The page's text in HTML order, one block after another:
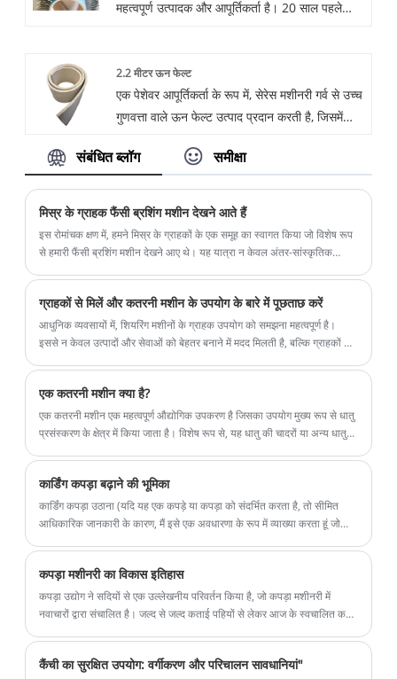
को शीर्ष पायदान के उत्पाद पेश करके उत्कृष्टता के लिए
महत्वपूर्ण उत्पादक और आपूर्तिकर्ता है। 20 साल पहले
डिजाइन के लिए एक प्रतिभाशाली टीम बनाई है। जन-
प्रथम दर्शन के अनुरूप, हमारी कंपनी महानता हासिल करने
के प्रयास में ग्राहकों को शीर्ष पायदान के उत्पाद पेश करती
2.2 मीटर ऊन फेल्ट
एक पेशेवर आपूर्तिकर्ता के रूप में, सेरेस मशीनरी गर्व से उच्च
गुणवत्ता वाले ऊन फेल्ट उत्पाद प्रदान करती है, जिसमें
मीटर वूल फेल्ट की गुणवत्ता उत्कृष्ट है और इसके विभिन्न
घर्षण और प्रतिरोध से कोई फर्क नहीं पड़ता, हमारे उत्पाद
आपकी आवश्यकताओं को पूरा कर सकते हैं। हम यह
सुनिश्चित करने के लिए विवरण और शिल्प कौशल पर ध्यान
देते हैं कि प्रत्येक ऊन उच्चतम मानक तक पहुंचे।
संबंधित ब्लॉग समीक्षा
मिस्र के ग्राहक फैंसी ब्रशिंग मशीन देखने आते हैं
​इस रोमांचक क्षण में, हमने मिस्र के ग्राहकों के एक समूह का स्वागत किया जो विशेष रूप
से हमारी फैंसी ब्रशिंग मशीन देखने आए थे। यह यात्रा न केवल अंतर-सांस्कृतिक
ग्राहकों से मिलें और कतरनी मशीन के उपयोग के बारे में पूछताछ करें
आधुनिक व्यवसायों में, शियरिंग मशीनों के ग्राहक उपयोग को समझना महत्वपूर्ण है।
इससे न केवल उत्पादों और सेवाओं को बेहतर बनाने में मदद मिलती है, बल्कि ग्राहकों के
एक कतरनी मशीन क्या है?
एक कतरनी मशीन एक महत्वपूर्ण औद्योगिक उपकरण है जिसका उपयोग मुख्य रूप से धातु
प्रसंस्करण के क्षेत्र में किया जाता है। विशेष रूप से, यह धातु की चादरों या अन्य धातु
और दक्षता सुनिश्चित करने के लिए धातु की सतह पर लंबवत काम करता है।
कार्डिंग कपड़ा बढ़ाने की भूमिका
कार्डिंग कपड़ा उठाना (यदि यह एक कपड़े या कपड़ा को संदर्भित करता है, तो सीमित
आधिकारिक जानकारी के कारण, मैं इसे एक अवधारणा के रूप में व्याख्या करता हूं जो
इसलिए निम्नलिखित उत्तर कपड़े को उठाने और कार्डिंग के सामान्य ज्ञान के आधार पर
अपनी भूमिका की व्याख्या करेगा।
कपड़ा मशीनरी का विकास इतिहास
कपड़ा उद्योग ने सदियों से एक उल्लेखनीय परिवर्तन किया है, जो कपड़ा मशीनरी में
नवाचारों द्वारा संचालित है। जल्द से जल्द कताई पहियों से लेकर आज के स्वचालित करघे
उपकरणों की उन्नत विशेषताओं को उजागर करते हैं।
कैंची का सुरक्षित उपयोग: वर्गीकरण और परिचालन सावधानियां"